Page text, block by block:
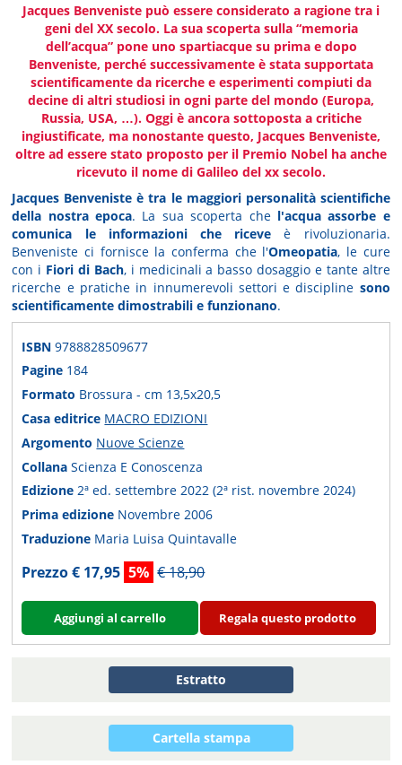
Jacques Benveniste può essere considerato a ragione tra i
geni del XX secolo. La sua scoperta sulla “memoria
dell’acqua” pone uno spartiacque su prima e dopo
Benveniste, perché successivamente è stata supportata
scientificamente da ricerche e esperimenti compiuti da
decine di altri studiosi in ogni parte del mondo (Europa,
Russia, USA, …). Oggi è ancora sottoposta a critiche
ingiustificate, ma nonostante questo, Jacques Benveniste,
oltre ad essere stato proposto per il Premio Nobel ha anche
ricevuto il nome di Galileo del xx secolo.
Jacques Benveniste è tra le maggiori personalità scientifiche
della nostra epoca. La sua scoperta che l'acqua assorbe e
comunica le informazioni che riceve è rivoluzionaria.
Benveniste ci fornisce la conferma che l'Omeopatia, le cure
con i Fiori di Bach, i medicinali a basso dosaggio e tante altre
ricerche e pratiche in innumerevoli settori e discipline sono
scientificamente dimostrabili e funzionano.
ISBN9788828509677
Pagine 184
Formato Brossura - cm 13,5x20,5
Casa editrice MACRO EDIZIONI
Argomento Nuove Scienze
CollanaScienza E Conoscenza
Edizione2ª ed. settembre 2022 (2ª rist. novembre 2024)
Prima edizione Novembre 2006
Traduzione Maria Luisa Quintavalle
Prezzo € 17,95 5% € 18,90
Aggiungi al carrello Regala questo prodotto
Estratto
Cartella stampa